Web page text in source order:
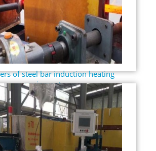
of steel bar induction heating
equipment